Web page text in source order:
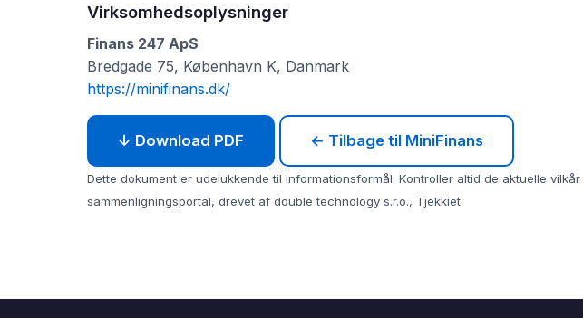
Virksomhedsoplysninger
Finans 247 ApS
Bredgade 75, København K, Danmark
https://minifinans.dk/
↓ Download PDF ← Tilbage til MiniFinans
Dette dokument er udelukkende til informationsformål. Kontroller altid de aktuelle
sammenligningsportal, drevet af double technology s.r.o., Tjekkiet.